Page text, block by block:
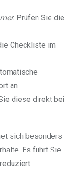
: Prüfen Sie die
Checkliste im
an
diese direkt bei
sich besonders
Es führt Sie